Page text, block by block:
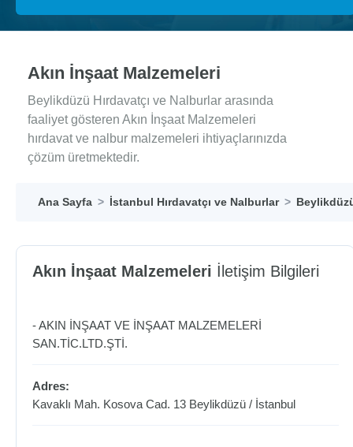
Akın İnşaat Malzemeleri
Beylikdüzü Hırdavatçı ve Nalburlar arasında
faaliyet gösteren Akın İnşaat Malzemeleri
hırdavat ve nalbur malzemeleri ihtiyaçlarınızda
çözüm üretmektedir.
Ana Sayfa İstanbul Hırdavatçı ve Nalburlar
Akın İnşaat Malzemeleri İletişim Bilgileri
- AKIN İNŞAAT VE İNŞAAT MALZEMELERİ
SAN.TİC.LTD.ŞTİ.
Adres:
Kavaklı Mah. Kosova Cad. 13 Beylikdüzü / İstanbul